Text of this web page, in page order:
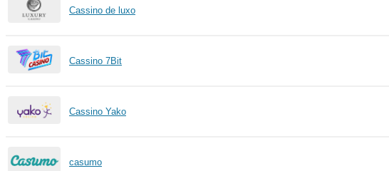
Cassino de luxo
Cassino 7Bit
Cassino Yako
casumo